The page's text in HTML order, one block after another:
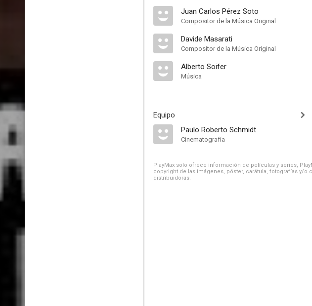
Juan Carlos Pérez Soto
Compositor de la Música Original
Davide Masarati
Compositor de la Música Original
Alberto Soifer
Música
Equipo
Paulo Roberto Schmidt
Cinematografía
PlayMax solo ofrece información de películas y series,
copyright de las imágenes, póster, carátula, fotografías y/
distribuidoras.